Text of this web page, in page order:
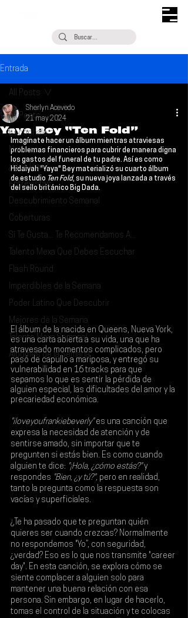
Entrada
All Posts
Escúchalo
Noticias
¿Qué Plan?
Entrevistas
Descubrimiento Semanal
Coberturas
Si Te Gusta... Te Recomendamos A...
Talento Mexa Que Debes Escuchar
Flash Round
Imperdibles de la Semana
Poder Latino Que Descubrir
Mejores de la Semana
Talento Mexa Semanal
Álbumes de la Semana
All Posts
Yaya Bey “Ten Fold”
Sherlyn Acevedo
21 may 2024
Imagínate hacer un álbum mientras atraviesas
problemas financieros para cubrir de manera digna
los gastos del funeral de tu padre. Así es como
Hidaiyah "Yaya" Bey materializó su cuarto álbum
de estudio Ten Fold, su nueva joya lanzada a través
del sello británico Big Dada.
El álbum de la nacida en Queens, Nueva York,
es una carta abierta a su vida, una que ha
atravesado momentos complicados, pero
pasó de capullo a mariposa, y entregó su
vulnerabilidad en 16 tracks para que
sepamos lo que es sentir la pérdida de
alguien especial, las dificultades del amor y la
precariedad económica.
"iloveyoufrankiebeverly" es una canción que
expresa la necesidad de atención y de
sentirse amado, sin importar que te
pregunten si estás bien. Es como cuando
alguien te dice: "¡Hola, ¿cómo estás?" y
respondes "Bien, ¿y tú?", pero en realidad,
tanto la pregunta como la respuesta son
vacías y superficiales.
¿Te ha pasado que te preguntan quién
quieres ser cuando crezcas? Normalmente
no respondemos "Yo”, con seguridad,
¿verdad? Eso es lo que nos transmite "career
day". En esta canción, se explora cómo se
siente complacer a alguien solo para
mantener una buena relación con esa
persona. Sin embargo, en lugar de hacerlo,
tomas el control de la situación y te colocas